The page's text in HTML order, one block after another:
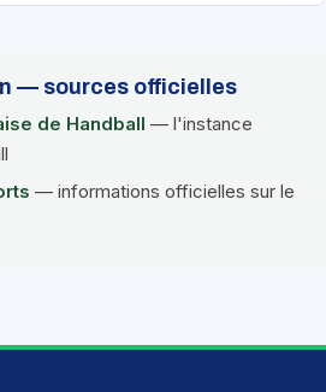
— sources officielles
de Handball — l'instance
— informations officielles sur le